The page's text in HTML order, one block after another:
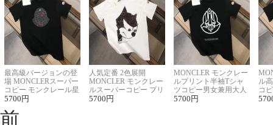
最高級バージョンの登
場 MONCLERスーパー
コピー モンクレール星
座半袖Tシャツ
5700 円
人気定番 2色展開
MONCLER モンクレー
ルスーパーコピー プリ
ント半袖Tシャツ
5700 円
MONCLER モンクレー
ルプリント半袖Tシャ
ツコピー男女兼用大人
可愛い春夏コーデ
5700 円
ル
コ
ィ
前